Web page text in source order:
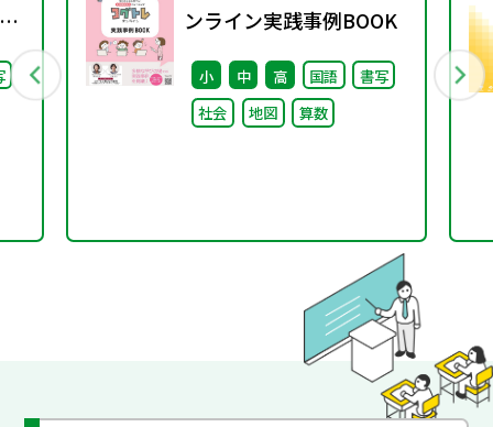
ンライン実践事例BOOK
小 中 高 国語
書写
社会
地図 算数